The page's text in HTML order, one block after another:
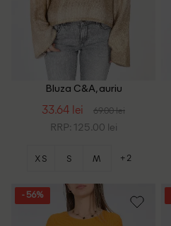
Bluza C&A, auriu
33.64 lei 69.00 lei
RRP: 125.00 lei
XS S M +2
- 56%